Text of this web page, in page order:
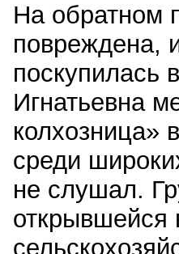
На обратном
повреждена,
поскупилась
Игнатьевна
колхозница»
среди
не слушал.
открывшейся